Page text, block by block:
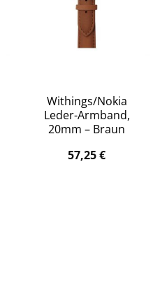
Withings/Nokia
Leder-Armband,
20mm – Braun
57,25€